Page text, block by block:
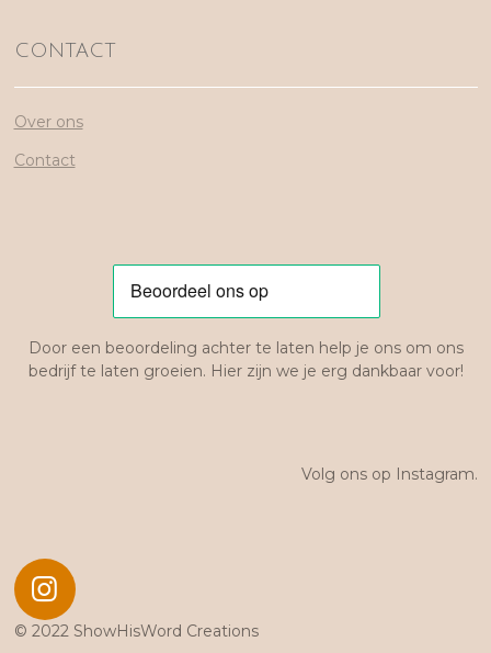
CONTACT
Over ons
Contact
Door een beoordeling achter te laten help je ons om ons
bedrijf te laten groeien. Hier zijn we je erg dankbaar voor!
Volg ons op Instagram.
I
n
© 2022 ShowHisWord Creations